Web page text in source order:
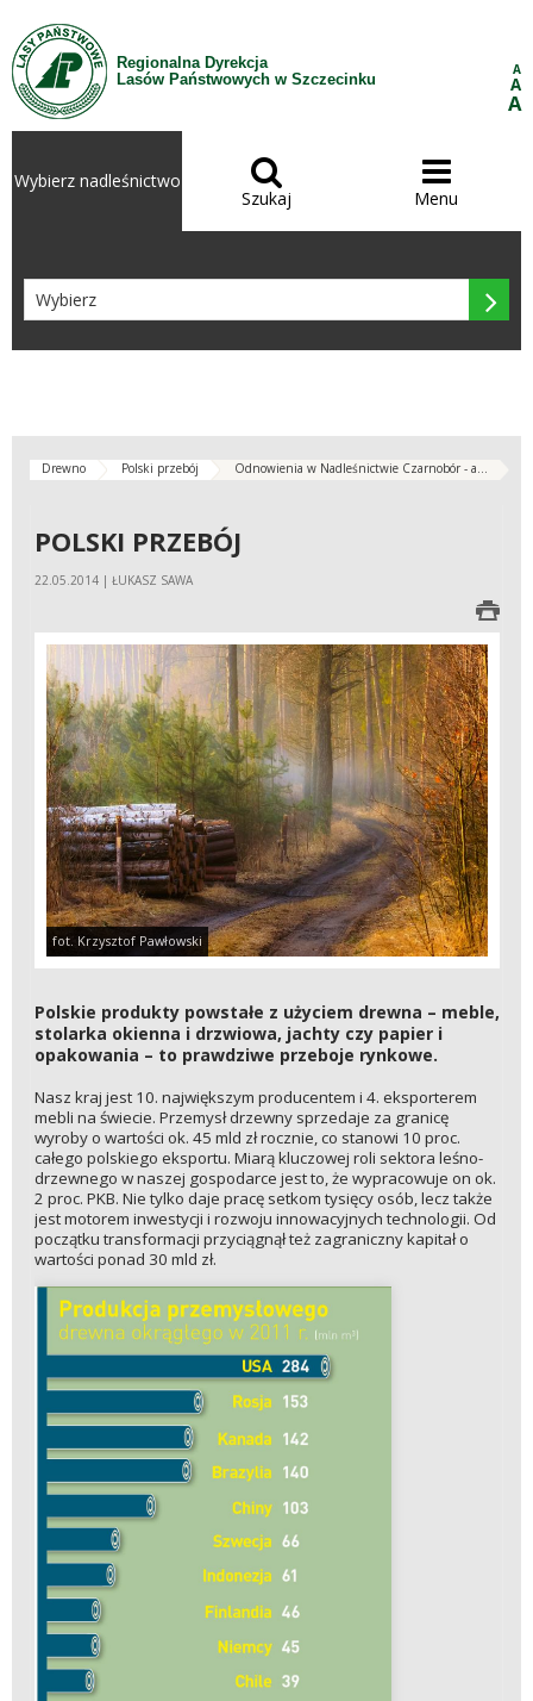
Przejdź do treści
Regionalna Dyrekcja
Lasów Państwowych w Szczecinku
A
A
A
Wybierz nadleśnictwo 
Szukaj

Menu

Drewno Polski przebój Odnowienia w Nadleśnictwie Czarnobór - a...
POLSKI PRZEBÓJ
22.05.2014 | ŁUKASZ SAWA
fot. Krzysztof Pawłowski
Polskie produkty powstałe z użyciem drewna – meble,
stolarka okienna i drzwiowa, jachty czy papier i
opakowania – to prawdziwe przeboje rynkowe.
Nasz kraj jest 10. największym producentem i 4. eksporterem
mebli na świecie. Przemysł drzewny sprzedaje za granicę
wyroby o wartości ok. 45 mld zł rocznie, co stanowi 10 proc.
całego polskiego eksportu. Miarą kluczowej roli sektora leśno-
drzewnego w naszej gospodarce jest to, że wypracowuje on ok.
2 proc. PKB. Nie tylko daje pracę setkom tysięcy osób, lecz także
jest motorem inwestycji i rozwoju innowacyjnych technologii. Od
początku transformacji przyciągnął też zagraniczny kapitał o
wartości ponad 30 mld zł.